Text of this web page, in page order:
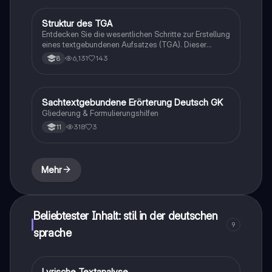
Deutsch
Struktur des TGA
Entdecken Sie die wesentlichen Schritte zur Erstellung
eines textgebundenen Aufsatzes (TGA). Dieser
Leitfaden umfasst die Aufgabenstellung, Textanalyse,
Inhaltszusammenfassung, Layoutuntersuchung und
8 6,131 143
Deutsch
Sachtextgebundene Erörterung Deutsch GK
Gliederung & Formulierungshilfen
11 318 3
Mehr
Beliebtester Inhalt: stil in der deutschen
sprache
9